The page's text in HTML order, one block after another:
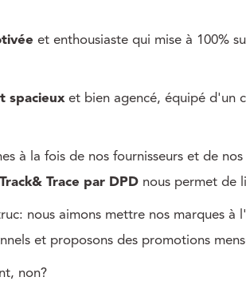
et enthousiaste qui mise à 100%
spacieuxet bien agencé, équipé d'un
à la fois de nos fournisseurs et de
Track& Trace par DPD nous permet de
nous aimons mettre nos marques à
et proposons des promotions
non?